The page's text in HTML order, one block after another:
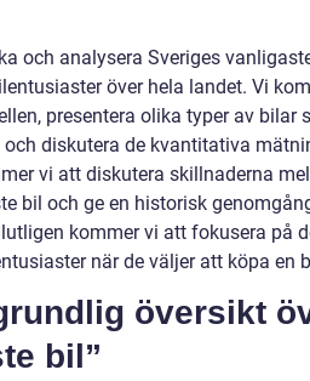
och analysera Sveriges
över hela landet. Vi
presentera olika typer av bilar
diskutera de kvantitativa
vi att diskutera skillnaderna
bil och ge en historisk
kommer vi att fokusera på
när de väljer att köpa en
översikt
bil”